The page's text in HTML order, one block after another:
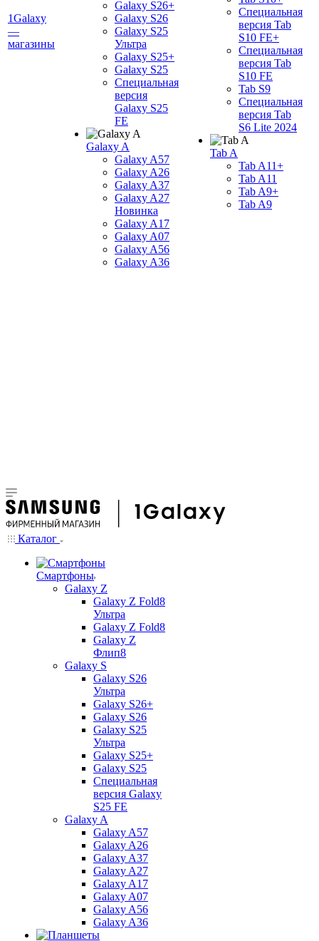
1Galaxy
—
магазины
Galaxy S26+
Galaxy S26
Galaxy S25
Ультра
Galaxy S25+
Galaxy S25
Специальная
версия
Galaxy S25
FE
Galaxy A
Galaxy A57
Galaxy A26
Galaxy A37
Galaxy A27
Новинка
Galaxy A17
Galaxy A07
Galaxy A56
Galaxy A36
Специальная
версия Tab
S10 FE+
Специальная
версия Tab
S10 FE
Tab S9
Специальная
версия Tab
S6 Lite 2024
Tab A
Tab A11+
Tab A11
Tab A9+
Tab A9
Каталог
Смартфоны
Galaxy Z
Galaxy Z Fold8
Ультра
Galaxy Z Fold8
Galaxy Z
Флип8
Galaxy S
Galaxy S26
Ультра
Galaxy S26+
Galaxy S26
Galaxy S25
Ультра
Galaxy S25+
Galaxy S25
Специальная
версия Galaxy
S25 FE
Galaxy A
Galaxy A57
Galaxy A26
Galaxy A37
Galaxy A27
Galaxy A17
Galaxy A07
Galaxy A56
Galaxy A36